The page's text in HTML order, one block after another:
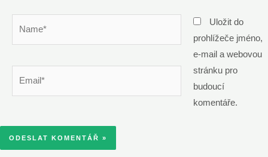
Uložit do
prohlížeče jméno,
e-mail a webovou
stránku pro
budoucí
komentáře.